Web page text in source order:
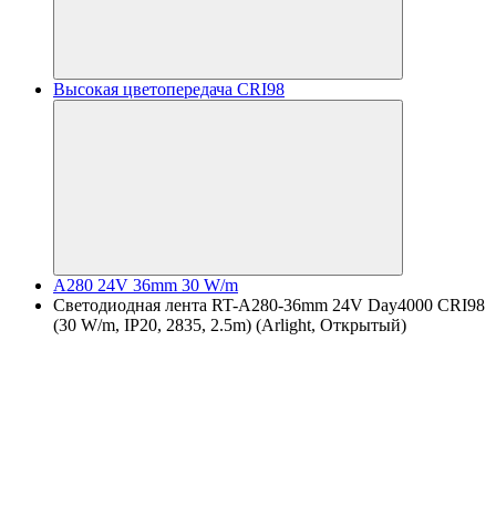
Высокая цветопередача CRI98
A280 24V 36mm 30 W/m
Светодиодная лента RT-A280-36mm 24V Day4000 CRI98
(30 W/m, IP20, 2835, 2.5m) (Arlight, Открытый)